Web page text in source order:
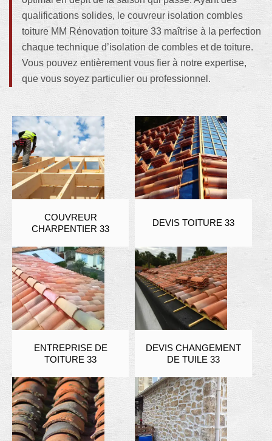
qualifications solides, le couvreur isolation combles
toiture MM Rénovation toiture 33 maîtrise à la perfection
chaque technique d’isolation de combles et de toiture.
Vous pouvez entièrement vous fier à notre expertise,
que vous soyez particulier ou professionnel.
COUVREUR
CHARPENTIER 33
DEVIS TOITURE 33
ENTREPRISE DE
TOITURE 33
DEVIS CHANGEMENT
DE TUILE 33